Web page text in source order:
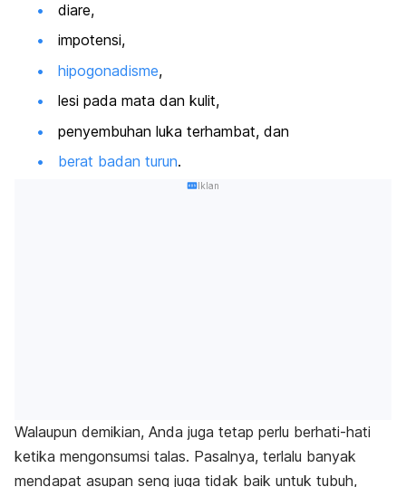
diare,
impotensi,
hipogonadisme,
lesi pada mata dan kulit,
penyembuhan luka terhambat, dan
berat badan turun.
Iklan
Walaupun demikian, Anda juga tetap perlu berhati-hati
ketika mengonsumsi talas. Pasalnya, terlalu banyak
mendapat asupan seng juga tidak baik untuk tubuh,